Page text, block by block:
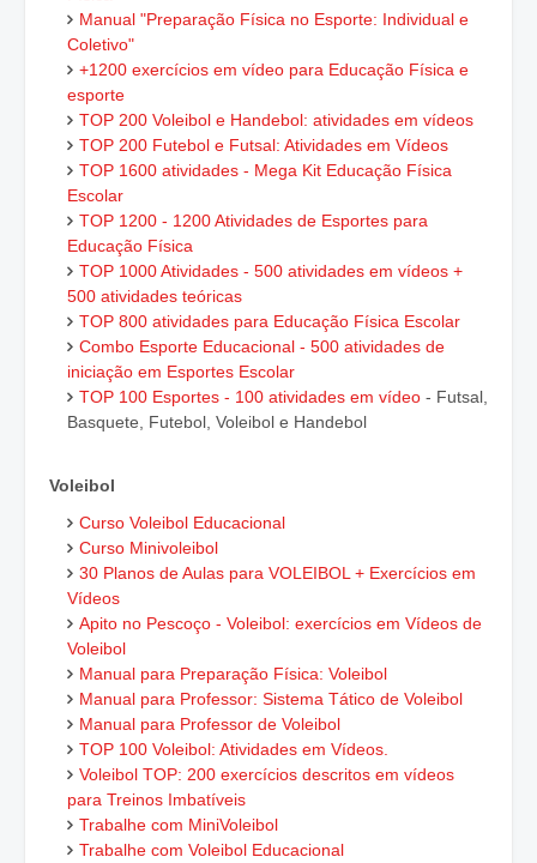
Manual "Preparação Física no Esporte: Individual e
Coletivo"
+1200 exercícios em vídeo para Educação Física e
esporte
TOP 200 Voleibol e Handebol: atividades em vídeos
TOP 200 Futebol e Futsal: Atividades em Vídeos
TOP 1600 atividades - Mega Kit Educação Física
Escolar
TOP 1200 - 1200 Atividades de Esportes para
Educação Física
TOP 1000 Atividades - 500 atividades em vídeos +
500 atividades teóricas
TOP 800 atividades para Educação Física Escolar
Combo Esporte Educacional - 500 atividades de
iniciação em Esportes Escolar
TOP 100 Esportes - 100 atividades em vídeo - Futsal,
Basquete, Futebol, Voleibol e Handebol
Voleibol
Curso Voleibol Educacional
Curso Minivoleibol
30 Planos de Aulas para VOLEIBOL + Exercícios em
Vídeos
Apito no Pescoço - Voleibol: exercícios em Vídeos de
Voleibol
Manual para Preparação Física: Voleibol
Manual para Professor: Sistema Tático de Voleibol
Manual para Professor de Voleibol
TOP 100 Voleibol: Atividades em Vídeos.
Voleibol TOP: 200 exercícios descritos em vídeos
para Treinos Imbatíveis
Trabalhe com MiniVoleibol
Trabalhe com Voleibol Educacional